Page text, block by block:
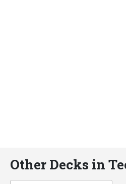
Other Decks in